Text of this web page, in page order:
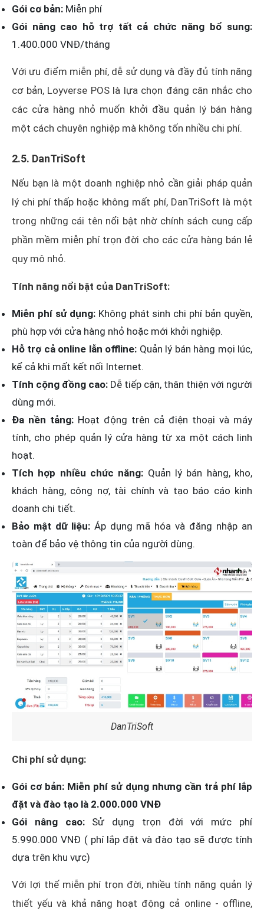
Gói cơ bản: Miễn phí
Gói nâng cao hỗ trợ tất cả chức năng bổ sung:
1.400.000 VNĐ/tháng
Với ưu điểm miễn phí, dễ sử dụng và đầy đủ tính năng
cơ bản, Loyverse POS là lựa chọn đáng cân nhắc cho
các cửa hàng nhỏ muốn khởi đầu quản lý bán hàng
một cách chuyên nghiệp mà không tốn nhiều chi phí.
2.5. DanTriSoft
Nếu bạn là một doanh nghiệp nhỏ cần giải pháp quản
lý chi phí thấp hoặc không mất phí, DanTriSoft là một
trong những cái tên nổi bật nhờ chính sách cung cấp
phần mềm miễn phí trọn đời cho các cửa hàng bán lẻ
quy mô nhỏ.
Tính năng nổi bật của DanTriSoft:
Miễn phí sử dụng: Không phát sinh chi phí bản quyền,
phù hợp với cửa hàng nhỏ hoặc mới khởi nghiệp.
Hỗ trợ cả online lẫn offline: Quản lý bán hàng mọi lúc,
kể cả khi mất kết nối Internet.
Tính cộng đồng cao: Dễ tiếp cận, thân thiện với người
dùng mới.
Đa nền tảng: Hoạt động trên cả điện thoại và máy
tính, cho phép quản lý cửa hàng từ xa một cách linh
hoạt.
Tích hợp nhiều chức năng: Quản lý bán hàng, kho,
khách hàng, công nợ, tài chính và tạo báo cáo kinh
doanh chi tiết.
Bảo mật dữ liệu:Áp dụng mã hóa và đăng nhập an
toàn để bảo vệ thông tin của người dùng.
DanTriSoft
Chi phí sử dụng:
Gói cơ bản: Miễn phí sử dụng nhưng cần trả phí lắp
đặt và đào tạo là 2.000.000 VNĐ
Gói nâng cao: Sử dụng trọn đời với mức phí
5.990.000 VNĐ ( phí lắp đặt và đào tạo sẽ được tính
dựa trên khu vực)
Với lợi thế miễn phí trọn đời, nhiều tính năng quản lý
thiết yếu và khả năng hoạt động cả online - offline,